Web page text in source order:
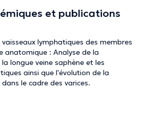
et publications
lymphatiques des membres
anatomique : Analyse de la
longue veine saphène et les
ainsi que l'évolution de la
le cadre des varices.